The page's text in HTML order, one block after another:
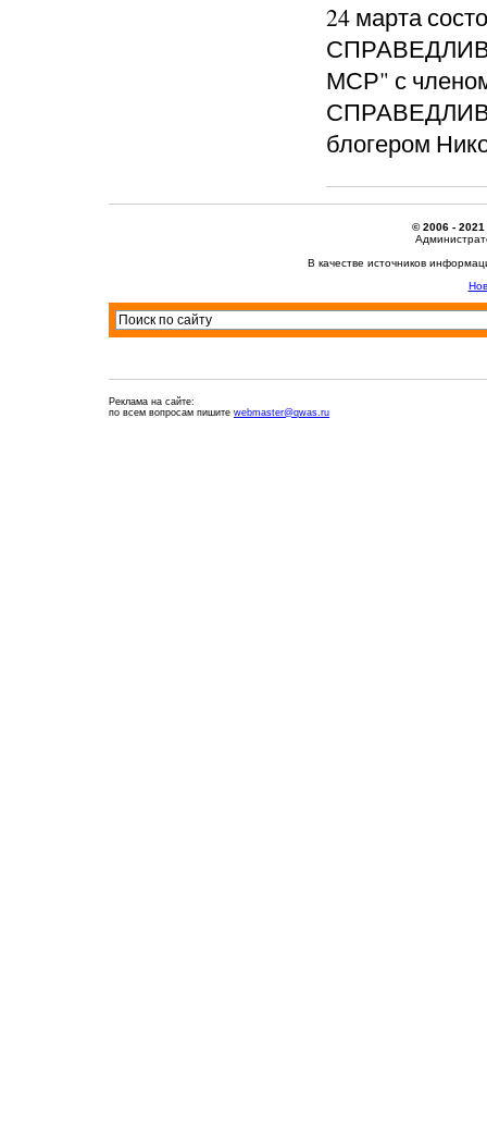
24 марта
МСР" с
блогером
© 2006 - 2021
В качестве источников
Реклама на сайте:
по всем вопросам пишите webmaster@qwas.ru